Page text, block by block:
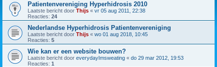
Patientenvereniging Hyperhidrosis 2010
Laatste bericht door Thijs « vr 05 aug 2011, 22:38
Reacties: 24
Nederlandse Hyperhidrosis Patientenvereniging
Laatste bericht door Thijs « wo 01 aug 2018, 10:45
Reacties: 5
Wie kan er een website bouwen?
Laatste bericht door everydayImsweating « do 29 mar 2012, 19:53
Reacties: 1